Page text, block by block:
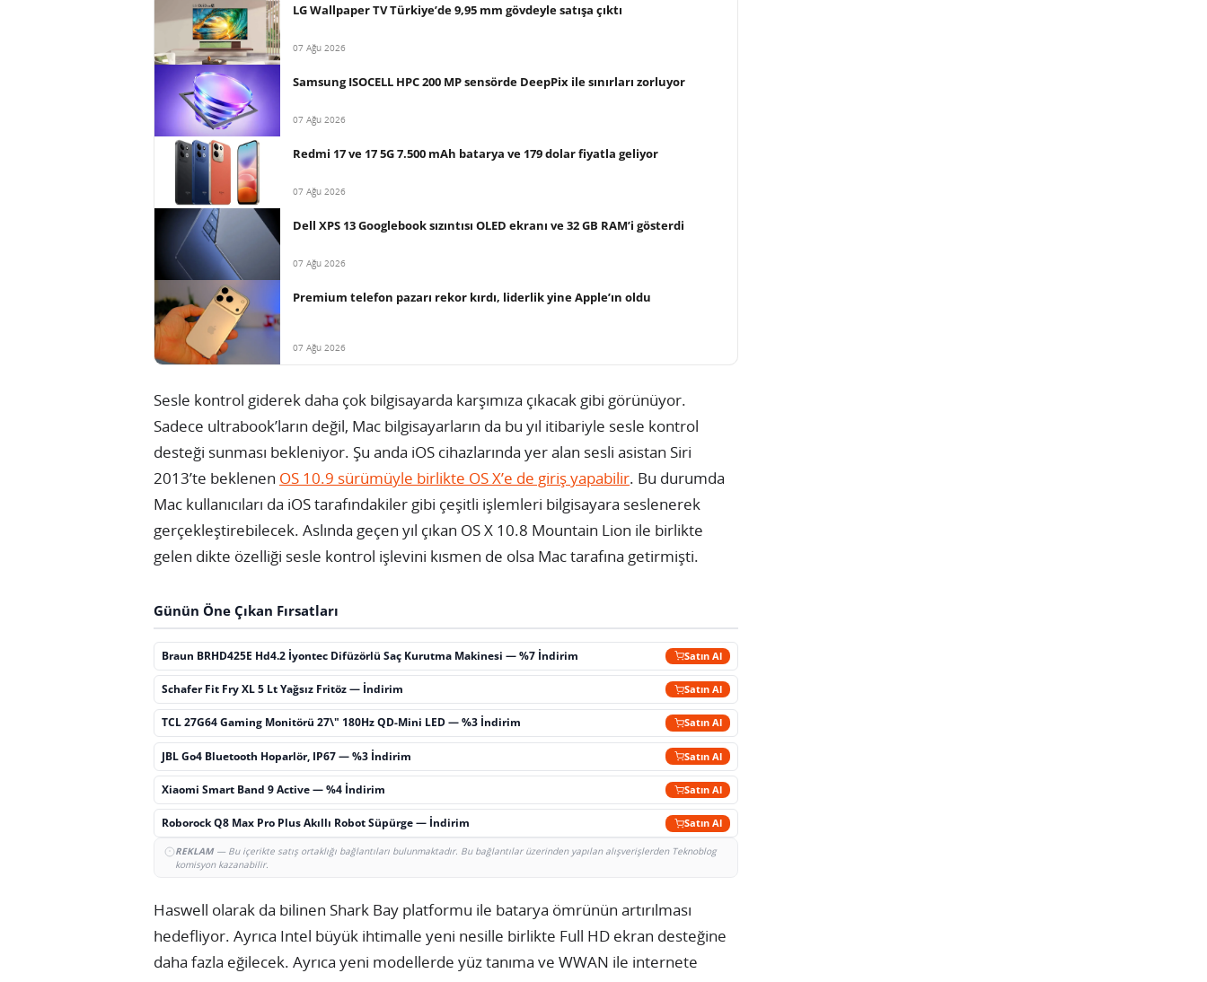
LG Wallpaper TV Türkiye’de 9,95 mm gövdeyle satışa çıktı
07 Ağu 2026
Samsung ISOCELL HPC 200 MP sensörde DeepPix ile sınırları zorluyor
07 Ağu 2026
Redmi 17 ve 17 5G 7.500 mAh batarya ve 179 dolar fiyatla geliyor
07 Ağu 2026
Dell XPS 13 Googlebook sızıntısı OLED ekranı ve 32 GB RAM’i gösterdi
07 Ağu 2026
Premium telefon pazarı rekor kırdı, liderlik yine Apple’ın oldu
07 Ağu 2026
Sesle kontrol giderek daha çok bilgisayarda karşımıza çıkacak gibi görünüyor.
Sadece ultrabook’ların değil, Mac bilgisayarların da bu yıl itibariyle sesle kontrol
desteği sunması bekleniyor. Şu anda iOS cihazlarında yer alan sesli asistan Siri
2013’te beklenen OS 10.9 sürümüyle birlikte OS X’e de giriş yapabilir. Bu durumda
Mac kullanıcıları da iOS tarafındakiler gibi çeşitli işlemleri bilgisayara seslenerek
gerçekleştirebilecek. Aslında geçen yıl çıkan OS X 10.8 Mountain Lion ile birlikte
gelen dikte özelliği sesle kontrol işlevini kısmen de olsa Mac tarafına getirmişti.
Günün Öne Çıkan Fırsatları
Braun BRHD425E Hd4.2 İyontec Difüzörlü Saç Kurutma Makinesi — %7 İndirim Satın Al
Schafer Fit Fry XL 5 Lt Yağsız Fritöz — İndirim Satın Al
TCL 27G64 Gaming Monitörü 27\" 180Hz QD-Mini LED — %3 İndirim Satın Al
JBL Go4 Bluetooth Hoparlör, IP67 — %3 İndirim Satın Al
Xiaomi Smart Band 9 Active — %4 İndirim Satın Al
Roborock Q8 Max Pro Plus Akıllı Robot Süpürge — İndirim Satın Al
REKLAM— Bu içerikte satış ortaklığı bağlantıları bulunmaktadır. Bu bağlantılar üzerinden yapılan alışverişlerden Teknoblog
komisyon kazanabilir.
Haswell olarak da bilinen Shark Bay platformu ile batarya ömrünün artırılması
hedefliyor. Ayrıca Intel büyük ihtimalle yeni nesille birlikte Full HD ekran desteğine
daha fazla eğilecek. Ayrıca yeni modellerde yüz tanıma ve WWAN ile internete